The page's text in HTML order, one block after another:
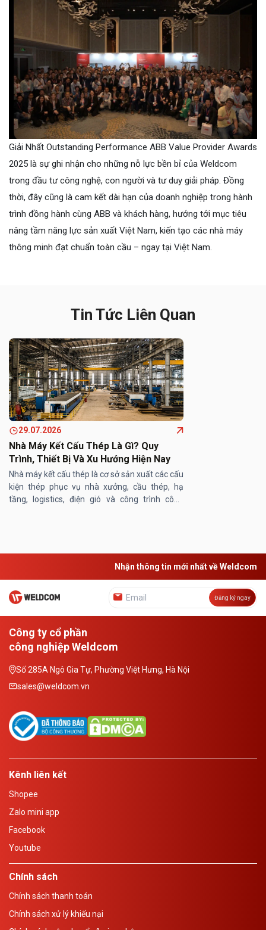
Giải Nhất Outstanding Performance ABB Value Provider Awards
2025 là sự ghi nhận cho những nỗ lực bền bỉ của Weldcom
trong đầu tư công nghệ, con người và tư duy giải pháp. Đồng
thời, đây cũng là cam kết dài hạn của doanh nghiệp trong hành
trình đồng hành cùng ABB và khách hàng, hướng tới mục tiêu
nâng tầm năng lực sản xuất Việt Nam, kiến tạo các nhà máy
thông minh đạt chuẩn toàn cầu – ngay tại Việt Nam.
Tin Tức Liên Quan
29.07.2026
Nhà Máy Kết Cấu Thép Là Gì? Quy
Trình, Thiết Bị Và Xu Hướng Hiện Nay
Nhà máy kết cấu thép là cơ sở sản xuất các cấu
kiện thép phục vụ nhà xưởng, cầu thép, hạ
tầng, logistics, điện gió và công trình công
Nhận thông tin mới nhất về Weldcom
Đăng ký ngay
Công ty cổ phần
công nghiệp Weldcom
Số 285A Ngô Gia Tự, Phường Việt Hưng, Hà Nội
sales@weldcom.vn
Kênh liên kết
Shopee
Zalo mini app
Facebook
Youtube
Chính sách
Chính sách thanh toán
Chính sách xử lý khiếu nại